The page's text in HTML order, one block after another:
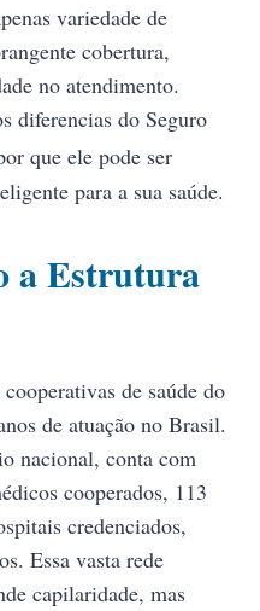
variedade de
cobertura,
no atendimento.
diferencias do Seguro
que ele pode ser
para a sua saúde.
a Estrutura
de saúde do
de atuação no Brasil.
nacional, conta com
cooperados, 113
credenciados,
Essa vasta rede
capilaridade, mas